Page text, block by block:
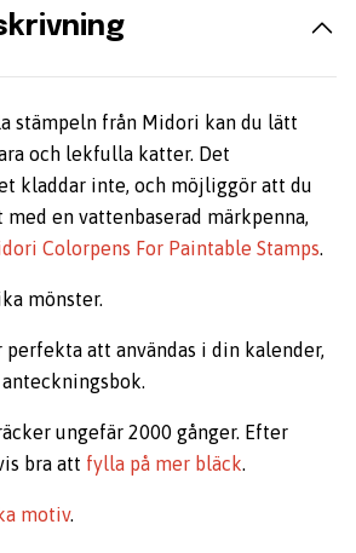
stämpeln från Midori kan du lätt
och lekfulla katter. Det
kladdar inte, och möjliggör att du
en vattenbaserad märkpenna,
Colorpens For Paintable Stamps.
mönster.
att användas i din kalender,
ungefär 2000 gånger. Efter
bra att fylla på mer bläck.
motiv.